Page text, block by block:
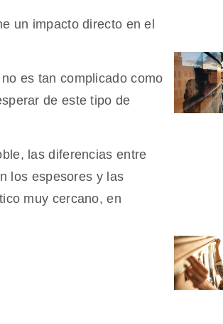
un impacto directo en el
es tan complicado como
de este tipo de
las diferencias entre
los espesores y las
muy cercano, en